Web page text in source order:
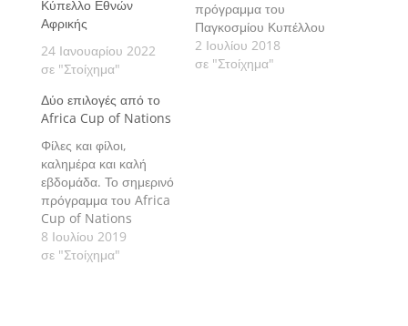
Κύπελλο Εθνών
Αφρικής
24 Ιανουαρίου 2022
σε "Στοίχημα"
πρόγραμμα του
Παγκοσμίου Κυπέλλου
περιλαμβάνει δύο
αγώνες για τη φάση
2 Ιουλίου 2018
σε "Στοίχημα"
Δύο επιλογές από το
Africa Cup of Nations
Φίλες και φίλοι,
καλημέρα και καλή
εβδομάδα. Το σημερινό
πρόγραμμα του Africa
Cup of Nations
περιλαμβάνει δύο
αγώνες με τους
8 Ιουλίου 2019
σε "Στοίχημα"